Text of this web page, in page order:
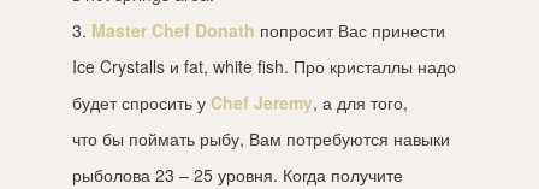
3. Master Chef Donath попросит Вас принести
Ice Crystalls и fat, white fish. Про кристаллы надо
будет спросить у Chef Jeremy, а для того,
что бы поймать рыбу, Вам потребуются навыки
рыболова 23 – 25 уровня. Когда получите